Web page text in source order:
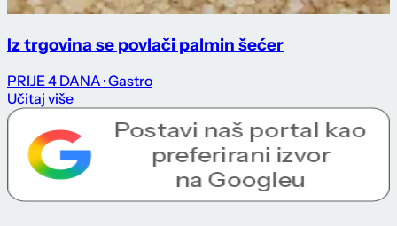
Iz trgovina se povlači palmin šećer
PRIJE 4 DANA · Gastro
Učitaj više